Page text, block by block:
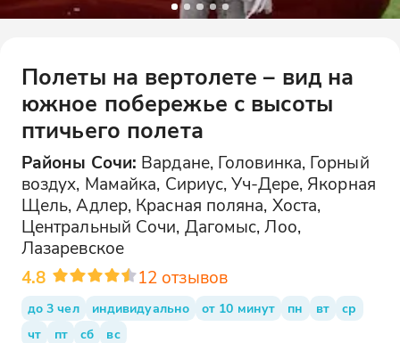
Полеты на вертолете – вид на
южное побережье с высоты
птичьего полета
Районы Сочи: Вардане, Головинка, Горный
воздух, Мамайка, Сириус, Уч-Дере, Якорная
Щель, Адлер, Красная поляна, Хоста,
Центральный Сочи, Дагомыс, Лоо,
Лазаревское
4.8
12 отзывов
до 3 чел индивидуально от 10 минут пн вт
ср
чт
пт сб вс